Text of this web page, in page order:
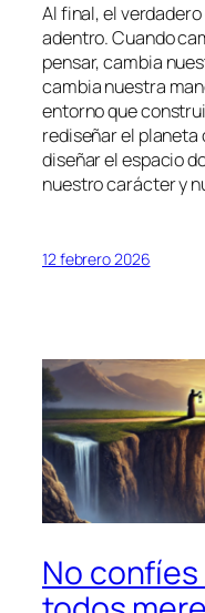
Al final, el
adentro. Cuando
pensar, cambia
cambia nuestra
entorno que
rediseñar el
diseñar el espacio
nuestro carácter y
12 febrero 2026
No